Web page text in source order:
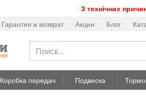
З технічних
Гарантия и возврат Акции Блог
Коробка передач Подвеска